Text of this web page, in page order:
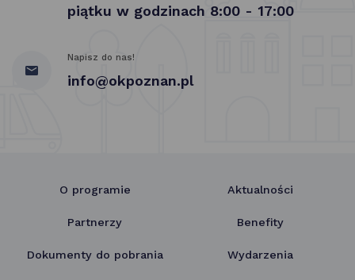
piątku w godzinach 8:00 - 17:00
Napisz do nas!
info@okpoznan.pl
O programie Aktualności
Partnerzy Benefity
Dokumenty do pobrania Wydarzenia